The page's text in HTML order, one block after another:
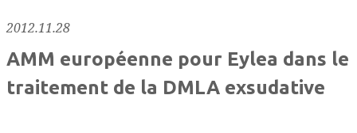
2012.11.28
AMM européenne pour Eylea dans le
traitement de la DMLA exsudative